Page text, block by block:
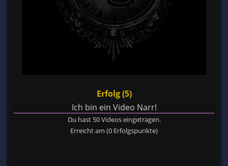
Erfolg (5)
Ich bin ein Video Narr!
Du hast 50 Videos eingetragen.
Erreicht am (0 Erfolgspunkte)